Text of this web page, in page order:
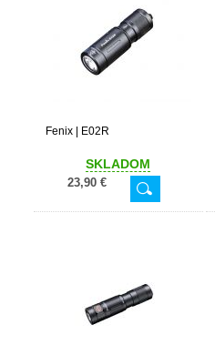
Fenix | E02R
SKLADOM
23,90 €